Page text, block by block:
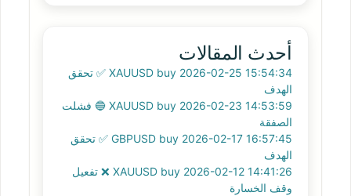
أحدث المقالات
XAUUSD buy 2026-02-25 15:54:34 ✅ تحقق
الهدف
XAUUSD buy 2026-02-23 14:53:59 🔵 فشلت
الصفقة
GBPUSD buy 2026-02-17 16:57:45 ✅ تحقق
الهدف
XAUUSD buy 2026-02-12 14:41:26 ❌ تفعيل
وقف الخسارة